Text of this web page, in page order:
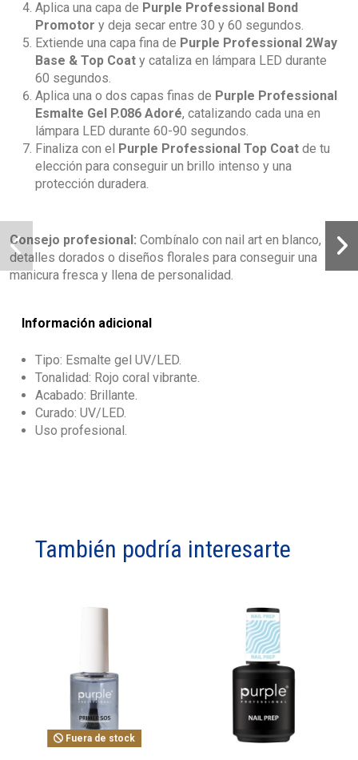
Aplica una capa de Purple Professional Bond
Promotor y deja secar entre 30 y 60 segundos.
Extiende una capa fina de Purple Professional 2Way
Base & Top Coat y cataliza en lámpara LED durante
60 segundos.
Aplica una o dos capas finas de Purple Professional
Esmalte Gel P.086 Adoré, catalizando cada una en
lámpara LED durante 60-90 segundos.
Finaliza con el
Purple Professional Top Coat de tu
elección para conseguir un brillo intenso y una
protección duradera.
Consejo profesional: Combínalo con nail art en blanco,
detalles dorados o diseños florales para conseguir una
manicura fresca y llena de personalidad.
Información adicional
Tipo: Esmalte gel UV/LED.
Tonalidad: Rojo coral vibrante.
Acabado: Brillante.
Curado: UV/LED.
Uso profesional.
También podría interesarte
Fuera de stock